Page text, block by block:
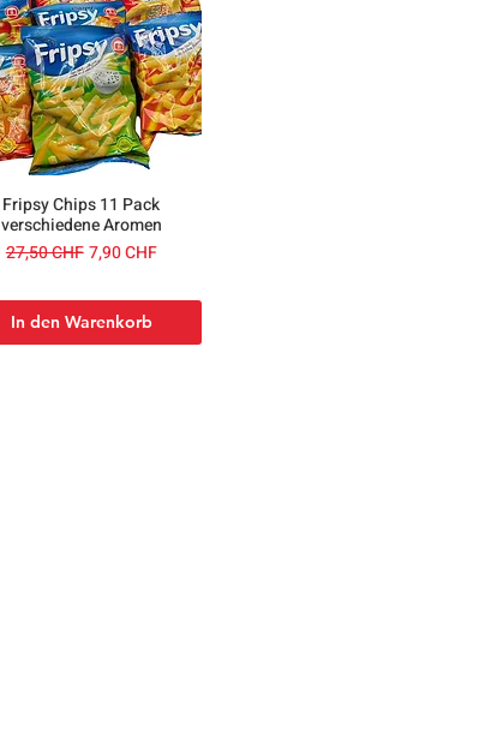
Fripsy Chips 11 Pack
verschiedene Aromen
Standardpreis
27,50 CHF Sale-Preis
7,90 CHF
In den Warenkorb